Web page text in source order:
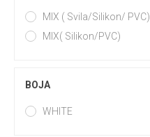
MIX ( Svila/Silikon/ PVC)
MIX( Silikon/PVC)
BOJA
WHITE